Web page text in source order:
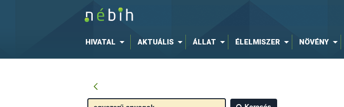
HIVATAL AKTUÁLIS ÁLLAT ÉLELMISZER NÖVÉNY